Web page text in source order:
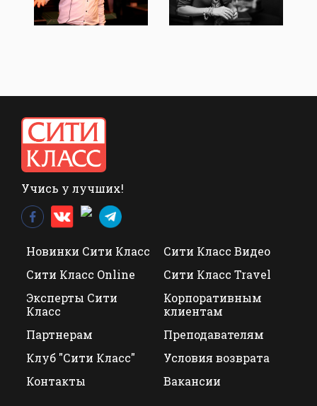
Учись у лучших!
Новинки Сити Класс
Сити Класс Видео
Сити Класс Online
Сити Класс Travel
Эксперты Сити
Класс
Корпоративным
клиентам
Партнерам
Преподавателям
Клуб "Сити Класс"
Условия возврата
Контакты
Вакансии